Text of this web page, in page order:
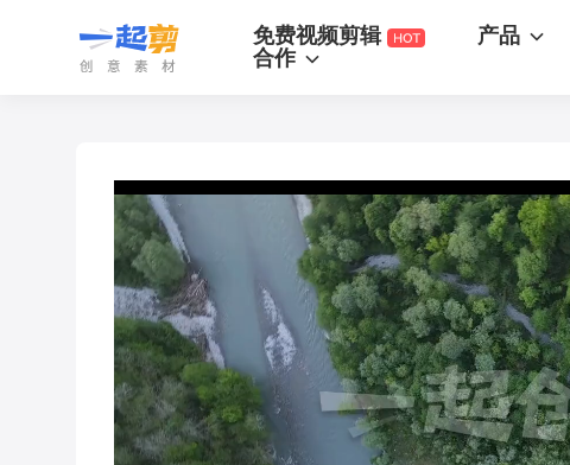
一起剪 免费视频剪辑
产品
合作